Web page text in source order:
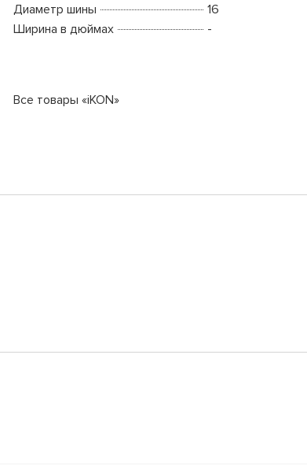
Диаметр шины
16
Ширина в дюймах
-
Все товары «iKON»